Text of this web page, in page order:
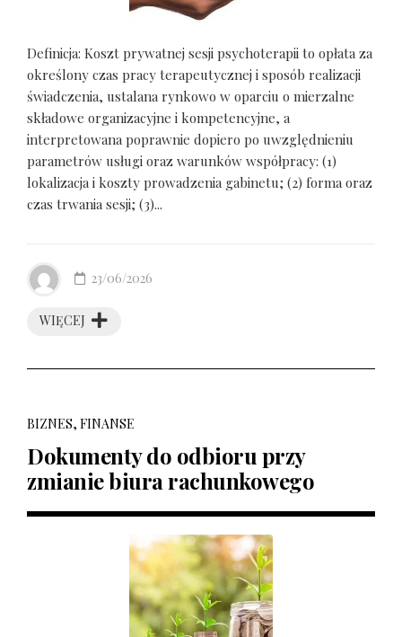
Definicja: Koszt prywatnej sesji psychoterapii to opłata za
określony czas pracy terapeutycznej i sposób realizacji
świadczenia, ustalana rynkowo w oparciu o mierzalne
składowe organizacyjne i kompetencyjne, a
interpretowana poprawnie dopiero po uwzględnieniu
parametrów usługi oraz warunków współpracy: (1)
lokalizacja i koszty prowadzenia gabinetu; (2) forma oraz
czas trwania sesji; (3)...
WIĘCEJ
23/06/2026
BIZNES, FINANSE
Dokumenty do odbioru przy
zmianie biura rachunkowego